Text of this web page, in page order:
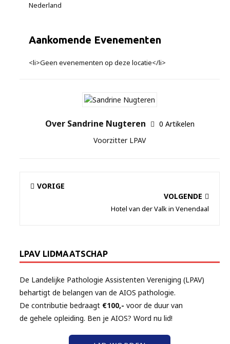
Nederland
Aankomende Evenementen
<li>Geen evenementen op deze locatie</li>
Over Sandrine Nugteren
0 Artikelen
Voorzitter LPAV
VORIGE
VOLGENDE
Hotel van der Valk in Venendaal
LPAV LIDMAATSCHAP
De Landelijke Pathologie Assistenten Vereniging (LPAV)
behartigt de belangen van de AIOS pathologie.
De contributie bedraagt €100,- voor de duur van
de gehele opleiding. Ben je AIOS? Word nu lid!